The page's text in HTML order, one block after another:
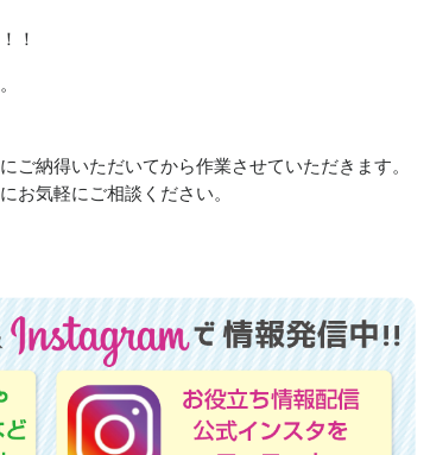
！
ご納得いただいてから作業させていただきます。
お気軽にご相談ください。